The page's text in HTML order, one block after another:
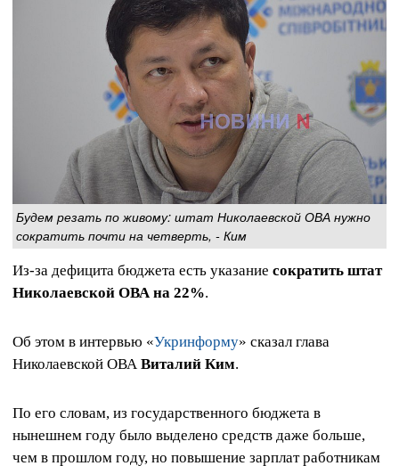
Будем резать по живому: штат Николаевской ОВА нужно
сократить почти на четверть, - Ким
Из-за дефицита бюджета есть указание сократить штат
Николаевской ОВА на 22%.
Об этом в интервью «Укринформу» сказал глава
Николаевской ОВА Виталий Ким.
По его словам, из государственного бюджета в
нынешнем году было выделено средств даже больше,
чем в прошлом году, но повышение зарплат работникам